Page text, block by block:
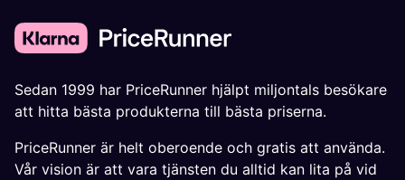
Sedan 1999 har PriceRunner hjälpt miljontals besökare
att hitta bästa produkterna till bästa priserna.
PriceRunner är helt oberoende och gratis att använda.
Vår vision är att vara tjänsten du alltid kan lita på vid